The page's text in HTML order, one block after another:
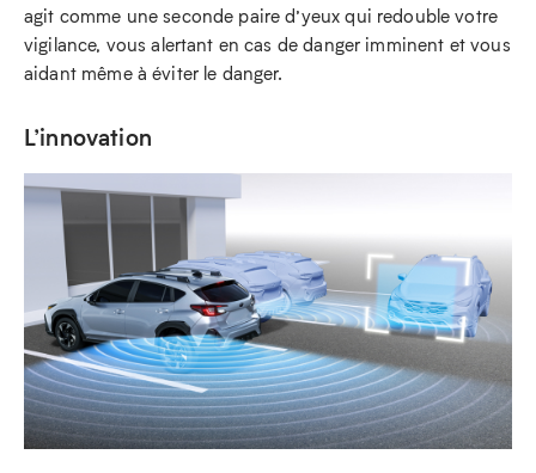
agit comme une seconde paire d’yeux qui redouble votre
vigilance, vous alertant en cas de danger imminent et vous
aidant même à éviter le danger.
L’innovation